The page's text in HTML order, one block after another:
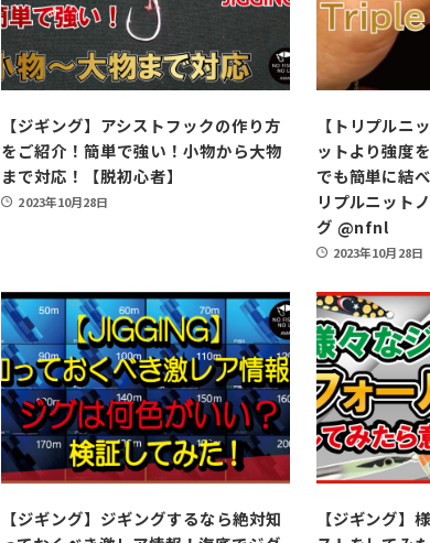
【ジギング】アシストフックの作り方
をご紹介！簡単で強い！小物から大物
まで対応！【脱初心者】
2023年10月28日
【トリプルニ
ットより強度
でも簡単に結
リプルニット
グ @nfnl
2023年10月28日
【ジギング】ジギングするなら絶対知
【ジギング】